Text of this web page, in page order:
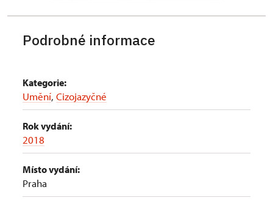
Podrobné informace
Kategorie:
Umění, Cizojazyčné
Rok vydání:
2018
Místo vydání:
Praha